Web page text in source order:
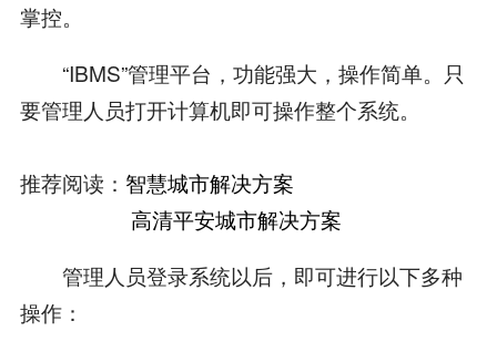
掌控。
“IBMS”管理平台，功能强大，操作简单。只
要管理人员打开计算机即可操作整个系统。
推荐阅读： 智慧城市解决方案
高清平安城市解决方案
管理人员登录系统以后，即可进行以下多种
操作：